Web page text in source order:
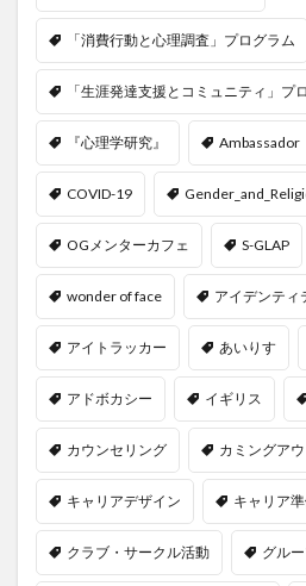
「消費行動と心理調査」プログラム
「生涯発達支援とコミュニティ」プ
『心理学研究』 Ambassador
COVID-19
OGメンターカフェ S-GLAP
wonder of face アイデンティ
アイトラッカー あいりす
アドボカシー イギリス
カウンセリング カミングアウ
キャリアデザイン キャリア
クラブ・サークル活動 グル